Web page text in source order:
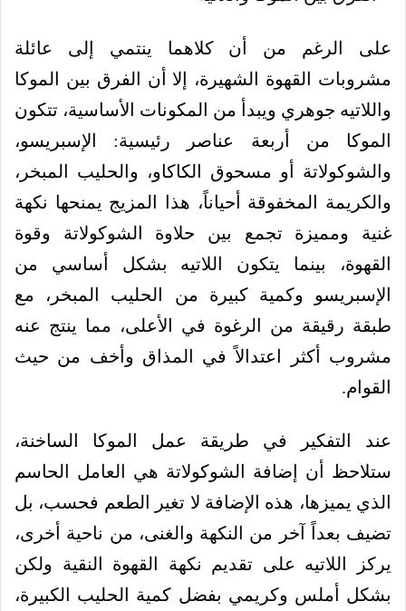
على الرغم من أن كلاهما ينتمي إلى عائلة
مشروبات القهوة الشهيرة، إلا أن الفرق بين الموكا
واللاتيه جوهري ويبدأ من المكونات الأساسية، تتكون
الموكا من أربعة عناصر رئيسية: الإسبريسو،
والشوكولاتة أو مسحوق الكاكاو، والحليب المبخر،
والكريمة المخفوقة أحياناً، هذا المزيج يمنحها نكهة
غنية ومميزة تجمع بين حلاوة الشوكولاتة وقوة
القهوة، بينما يتكون اللاتيه بشكل أساسي من
الإسبريسو وكمية كبيرة من الحليب المبخر، مع
طبقة رقيقة من الرغوة في الأعلى، مما ينتج عنه
مشروب أكثر اعتدالاً في المذاق وأخف من حيث
القوام.
عند التفكير في طريقة عمل الموكا الساخنة،
ستلاحظ أن إضافة الشوكولاتة هي العامل الحاسم
الذي يميزها، هذه الإضافة لا تغير الطعم فحسب، بل
تضيف بعداً آخر من النكهة والغنى، من ناحية أخرى،
يركز اللاتيه على تقديم نكهة القهوة النقية ولكن
بشكل أملس وكريمي بفضل كمية الحليب الكبيرة،